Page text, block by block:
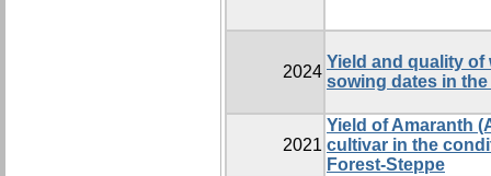
2024
Yield and quality
sowing dates in
2021
Yield of Amaranth
cultivar in the
Forest-Steppe